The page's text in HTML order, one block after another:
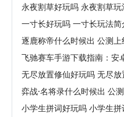
永夜割草好玩吗 永夜割草玩
一寸长好玩吗 一寸长玩法简
逐鹿称帝什么时候出 公测
飞驰赛车手游下载指南：安
无尽放置修仙好玩吗 无尽
弈战·名将录什么时候出 公
小学生拼词好玩吗 小学生拼